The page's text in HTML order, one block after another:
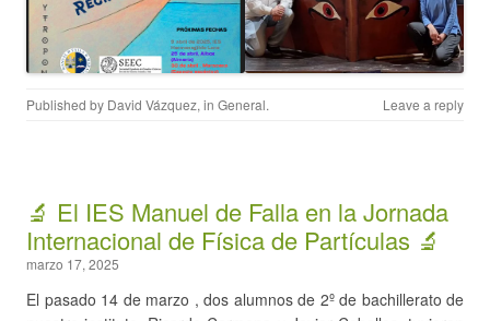
Published by David Vázquez, in General. Leave a reply
🔬 El IES Manuel de Falla en la Jornada
Internacional de Física de Partículas 🔬
marzo 17, 2025
El pasado 14 de marzo , dos alumnos de 2º de bachillerato de